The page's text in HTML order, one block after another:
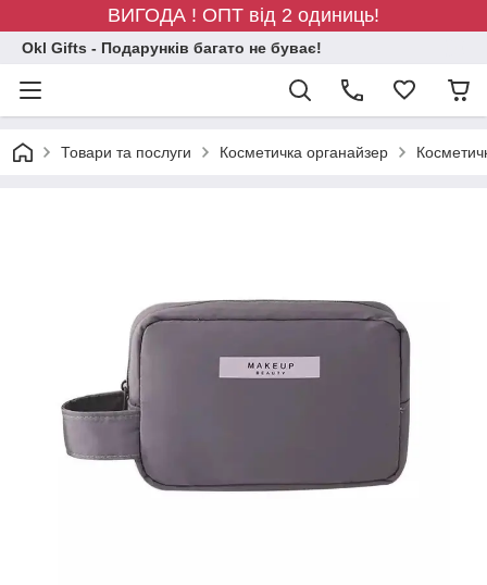
ВИГОДА ! ОПТ від 2 одиниць!
Okl Gifts - Подарунків багато не буває!
Товари та послуги Косметичка органайзер